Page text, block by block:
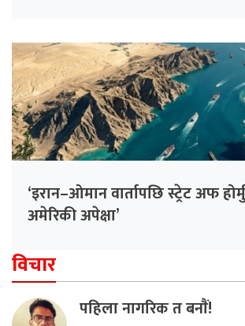
‘इरान–ओमान वार्तापछि स्ट्रेट अफ
अमेरिकी अपेक्षा’
विचार
पहिला नागरिक त बनाैं!